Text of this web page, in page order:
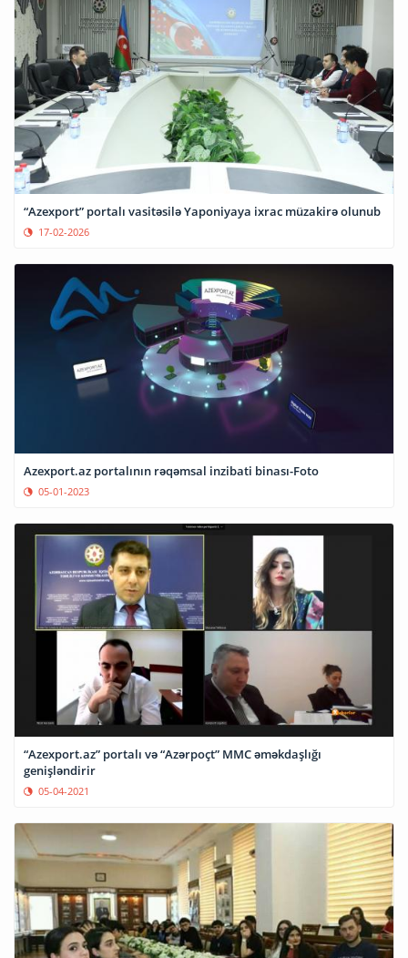
“Azexport” portalı vasitəsilə Yaponiyaya ixrac müzakirə olunub
17-02-2026
Azexport.az portalının rəqəmsal inzibati binası-Foto
05-01-2023
“Azexport.az” portalı və “Azərpoçt” MMC əməkdaşlığı
genişləndirir
05-04-2021